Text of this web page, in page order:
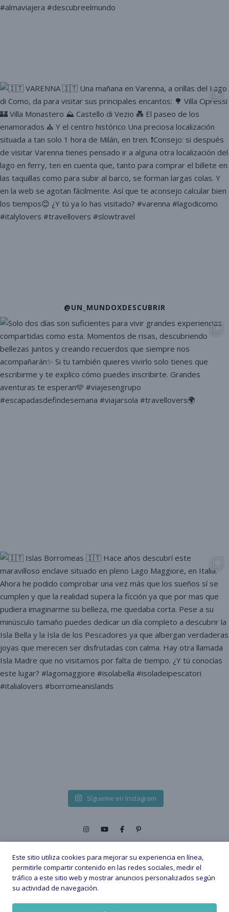
@UN_MUNDOXDESCUBRIR
Sígueme en Instagram
2026 © - All Rights Reserved. |
Este sitio utiliza cookies para mejorar su experiencia en línea,
permitirle compartir contenido en las redes sociales, medir el
tráfico a este sitio web y mostrar anuncios personalizados según
su actividad de navegación.